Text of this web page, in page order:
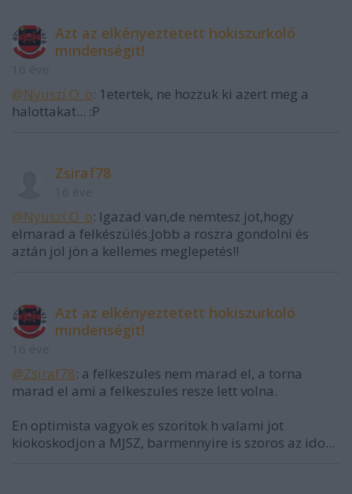
Azt az elkényeztetett hokiszurkoló
mindenségit!
@Nyuszí O_o: 1etertek, ne hozzuk ki azert meg a
halottakat... :P
Zsiraf78
@Nyuszí O_o: Igazad van,de nemtesz jot,hogy
elmarad a felkészülés.Jobb a roszra gondolni és
aztán jol jön a kellemes meglepetés!!
Azt az elkényeztetett hokiszurkoló
mindenségit!
@Zsiraf78: a felkeszules nem marad el, a torna
marad el ami a felkeszules resze lett volna.
En optimista vagyok es szoritok h valami jot
kiokoskodjon a MJSZ, barmennyire is szoros az ido...